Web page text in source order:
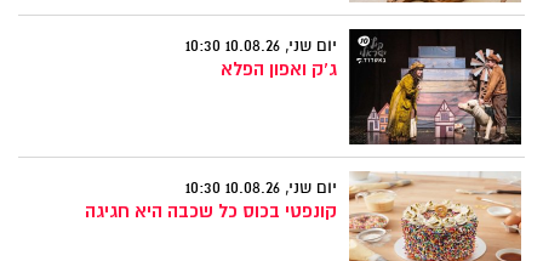
יום שני, 10.08.26 10:30
ג'ק ואפון הפלא
יום שני, 10.08.26 10:30
קונפטי בכוס כל שכבה היא חגיגה